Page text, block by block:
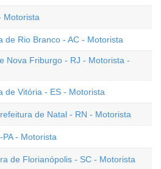
Motorista
de Rio Branco - AC - Motorista
Nova Friburgo - RJ - Motorista -
de Vitória - ES - Motorista
de Natal - RN - Motorista
- Motorista
de Florianópolis - SC - Motorista